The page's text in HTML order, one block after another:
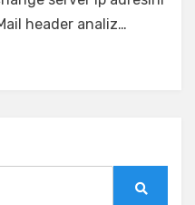
header analiz…